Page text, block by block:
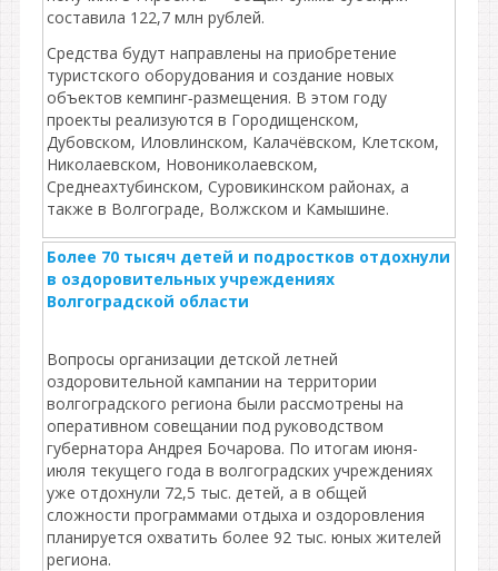
составила 122,7 млн рублей.
Средства будут направлены на приобретение
туристского оборудования и создание новых
объектов кемпинг‑размещения. В этом году
проекты реализуются в Городищенском,
Дубовском, Иловлинском, Калачёвском, Клетском,
Николаевском, Новониколаевском,
Среднеахтубинском, Суровикинском районах, а
также в Волгограде, Волжском и Камышине.
Более 70 тысяч детей и подростков отдохнули
в оздоровительных учреждениях
Волгоградской области
Вопросы организации детской летней
оздоровительной кампании на территории
волгоградского региона были рассмотрены на
оперативном совещании под руководством
губернатора Андрея Бочарова. По итогам июня-
июля текущего года в волгоградских учреждениях
уже отдохнули 72,5 тыс. детей, а в общей
сложности программами отдыха и оздоровления
планируется охватить более 92 тыс. юных жителей
региона.